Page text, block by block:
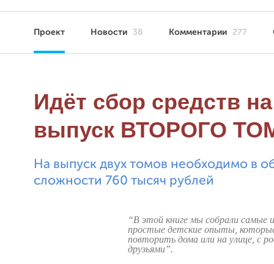
Проект Новости 38 Комментарии 277
Идёт сбор средств на
выпуск ВТОРОГО
На выпуск двух томов необходимо в
сложности 760 тысяч рублей
“В этой книге мы собрали самые
простые детские опыты,
повторить дома или на улице, с
друзьями”.